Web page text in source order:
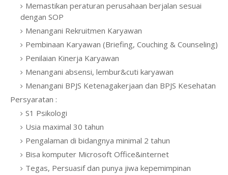
Memastikan peraturan perusahaan berjalan sesuai
dengan SOP
Menangani Rekruitmen Karyawan
Pembinaan Karyawan (Briefing, Couching & Counseling)
Penilaian Kinerja Karyawan
Menangani absensi, lembur&cuti karyawan
Menangani BPJS Ketenagakerjaan dan BPJS Kesehatan
Persyaratan :
S1 Psikologi
Usia maximal 30 tahun
Pengalaman di bidangnya minimal 2 tahun
Bisa komputer Microsoft Office&internet
Tegas, Persuasif dan punya jiwa kepemimpinan